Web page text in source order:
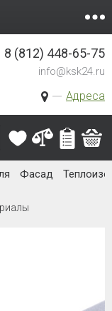
Адреса
8 (812) 448-65-75
info@ksk24.ru
Фасад